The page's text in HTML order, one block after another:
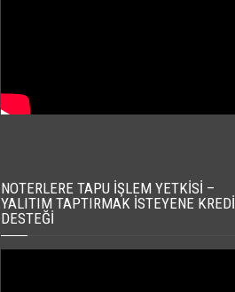
NOTERLERE TAPU İŞLEM YETKISI –
YALITIM TAPTIRMAK İSTEYENE KREDI
DESTEĞI